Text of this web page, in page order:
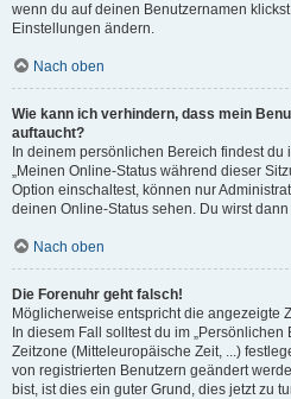
wenn du auf deinen Benutzernamen
Einstellungen ändern.
Nach oben
Wie kann ich verhindern, dass mein
auftaucht?
In deinem persönlichen Bereich findest
„Meinen Online-Status während dieser
Option einschaltest, können nur
deinen Online-Status sehen. Du wirst
Nach oben
Die Forenuhr geht falsch!
Möglicherweise entspricht die angezeigte
In diesem Fall solltest du im
Zeitzone (Mitteleuropäische Zeit, ...)
von registrierten Benutzern geändert
bist, ist dies ein guter Grund, dies jetzt zu